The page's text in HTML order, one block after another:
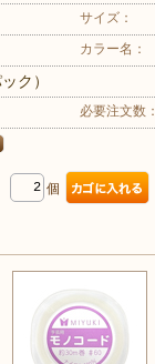
サイズ：
カラー名：
ク）
必要注文数：
個